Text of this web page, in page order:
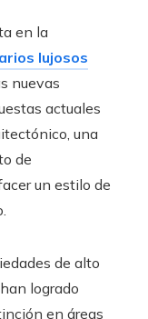
en la
lujosos
nuevas
actuales
una
de
un estilo de
de alto
logrado
en áreas